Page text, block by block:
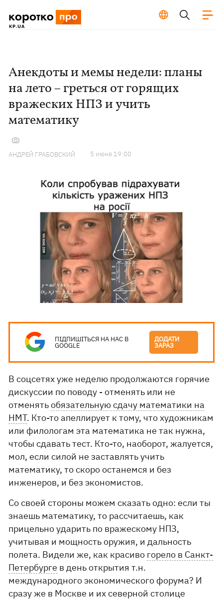
Анекдоты и мемы недели: планы
на лето – греться от горящих
вражеских НПЗ и учить
математику
АНДРЕЙ ГРАБОВСКИЙ 5 июня 19:00
ПІДПИШІТЬСЯ НА НАС В
GOOGLE
ДОДАТИ
ЗАРАЗ
В соцсетях уже неделю продолжаются горячие
дискуссии по поводу - отменять или не
отменятьобязательную сдачу математики на
НМТ. Кто-то апеллирует к тому, что художникам
или филологам эта математика не так нужна,
чтобы сдавать тест. Кто-то, наоборот, жалуется,
мол, если силой не заставлять учить
математику, то скоро останемся и без
инженеров, и без экономистов.
Со своей стороны можем сказать одно: если ты
знаешь математику, то рассчитаешь, как
прицельно ударить по вражескому НПЗ,
учитывая и мощность оружия, и дальность
полета. Видели же, как красиво горело в Санкт-
Петербурге в день открытия т.н.
международного экономического форума? И
сразу же в Москве и их северной столице